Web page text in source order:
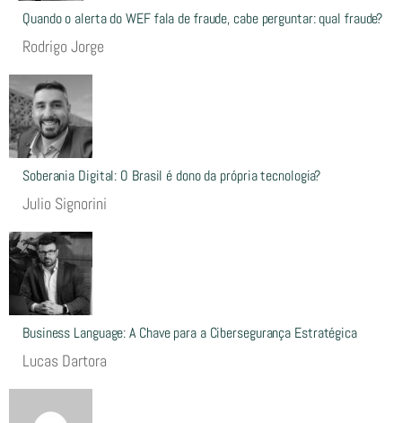
Quando o alerta do WEF fala de fraude, cabe perguntar: qual fraude?
Rodrigo Jorge
Soberania Digital: O Brasil é dono da própria tecnologia?
Julio Signorini
Business Language: A Chave para a Cibersegurança Estratégica
Lucas Dartora